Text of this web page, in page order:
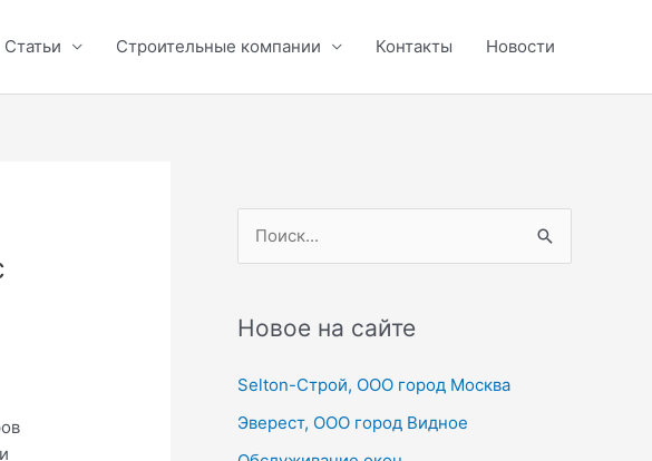
Статьи Строительные компании Контакты Новости
с
:
Новое на сайте
Selton-Строй, OOO город Москва
Эверест, ООО город Видное